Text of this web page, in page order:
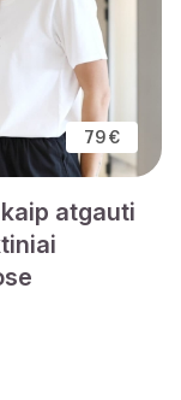
79 €
atgauti